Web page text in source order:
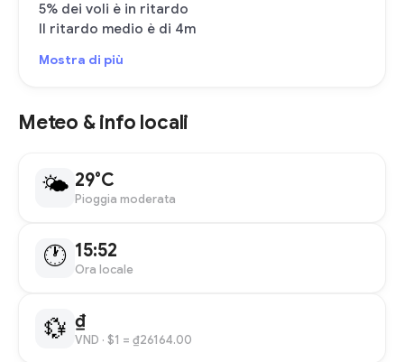
5% dei voli è in ritardo
Il ritardo medio è di 4m
Mostra di più
Meteo & info locali
🌤 29°C
Pioggia moderata
🕐 15:52
Ora locale
💱 ₫
VND · $1 = ₫26164.00